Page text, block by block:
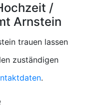
/
Arnstein
trauen lassen
zuständigen
.